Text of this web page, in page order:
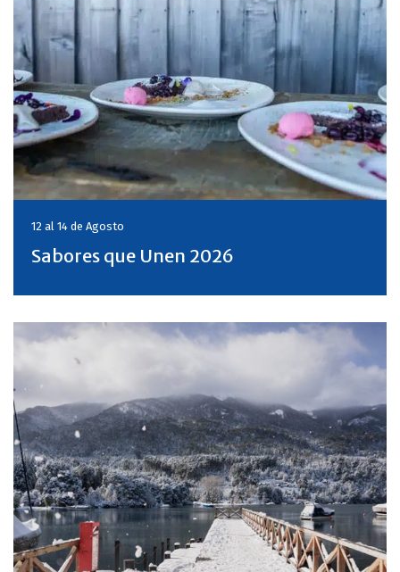
12 al 14 de Agosto
Sabores que Unen 2026